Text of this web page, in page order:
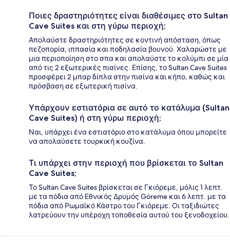
Ποιες δραστηριότητες είναι διαθέσιμες στο Sultan
Cave Suites και στη γύρω περιοχή;
Απολαύστε δραστηριότητες σε κοντινή απόσταση, όπως
πεζοπορία, ιππασία και ποδηλασία βουνού. Χαλαρώστε με
μια περιοποίηση στο σπα και απολαύστε το κολύμπι σε μία
από τις 2 εξωτερικές πισίνες. Επίσης, το Sultan Cave Suites
προσφέρει 2 μπαρ δίπλα στην πισίνα και κήπο, καθώς και
πρόσβαση σε εξωτερική πισίνα.
Υπάρχουν εστιατόρια σε αυτό το κατάλυμα (Sultan
Cave Suites) ή στη γύρω περιοχή;
Ναι, υπάρχει ένα εστιατόριο στο κατάλυμα όπου μπορείτε
να απολαύσετε τουρκική κουζίνα.
Τι υπάρχει στην περιοχή που βρίσκεται το Sultan
Cave Suites;
Το Sultan Cave Suites βρίσκεται σε Γκιόρεμε, μόλις 1 λεπτ.
με τα πόδια από Εθνικός Δρυμός Göreme και 6 λεπτ. με τα
πόδια από Ρωμαϊκό Κάστρο του Γκιόρεμε. Οι ταξιδιώτες
λατρεύουν την υπέροχη τοποθεσία αυτού του ξενοδοχείου.